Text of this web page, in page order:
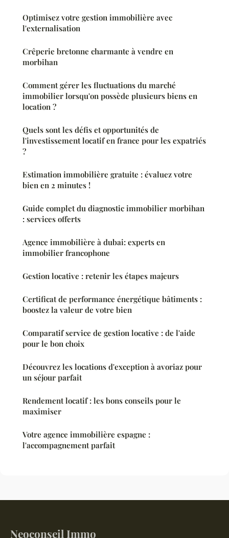
Optimisez votre gestion immobilière avec
l'externalisation
Crêperie bretonne charmante à vendre en
morbihan
Comment gérer les fluctuations du marché
immobilier lorsqu'on possède plusieurs biens en
location ?
Quels sont les défis et opportunités de
l'investissement locatif en france pour les expatriés
?
Estimation immobilière gratuite : évaluez votre
bien en 2 minutes !
Guide complet du diagnostic immobilier morbihan
: services offerts
Agence immobilière à dubai: experts en
immobilier francophone
Gestion locative : retenir les étapes majeurs
Certificat de performance énergétique bâtiments :
boostez la valeur de votre bien
Comparatif service de gestion locative : de l'aide
pour le bon choix
Découvrez les locations d'exception à avoriaz pour
un séjour parfait
Rendement locatif : les bons conseils pour le
maximiser
Votre agence immobilière espagne :
l'accompagnement parfait
Neoconseil Immo